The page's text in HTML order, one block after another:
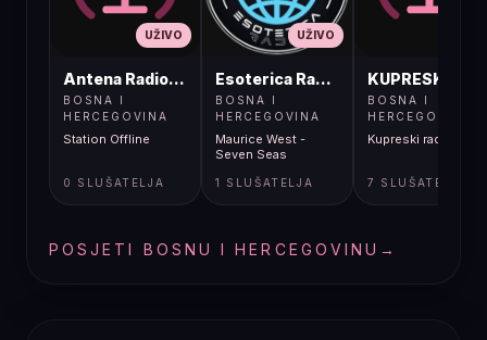
UŽIVO
Antena Radio, Jelah Tešanj
BOSNA I
HERCEGOVINA
Station Offline
0 SLUŠATELJA
UŽIVO
Esoterica Radio S1
BOSNA I
HERCEGOVINA
Maurice West -
Seven Seas
1 SLUŠATELJA
BOSNA I
HERCEGOVINA
Kupreski radio
7 SLUŠATELJA
POSJETI BOSNU I HERCEGOVINU →